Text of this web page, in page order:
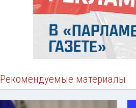
Рекомендуемые материалы